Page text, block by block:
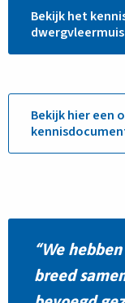
Bekijk het
Bekijk hier een
We
breed